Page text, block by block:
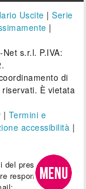
Uscite |Serie
|
s.r.l. P.IVA:
di
È vietata
| Termini e
accessibilità |
del presente sito
responsabile.